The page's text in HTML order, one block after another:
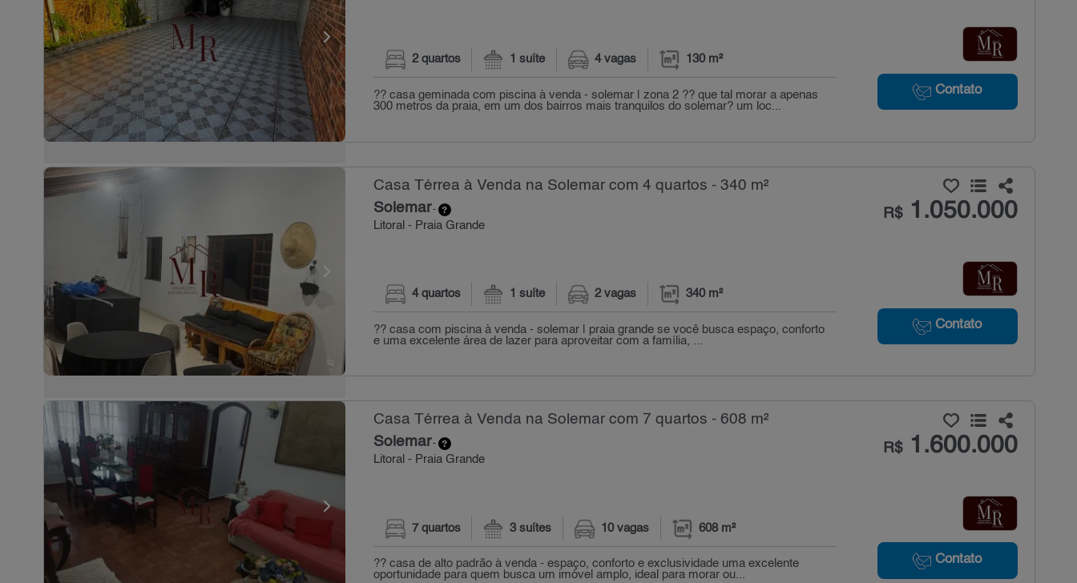
Contato
2 quartos 1 suíte 4 vagas 130 m²
?? casa geminada com piscina à venda - solemar | zona 2 ?? que tal morar a apenas
300 metros da praia, em um dos bairros mais tranquilos do solemar? um loc...
Casa Térrea à Venda na Solemar com 4 quartos - 340 m²
Solemar-
Litoral - Praia Grande
R$1.050.000
Contato
4 quartos 1 suíte 2 vagas 340 m²
?? casa com piscina à venda - solemar | praia grande se você busca espaço, conforto
e uma excelente área de lazer para aproveitar com a família, ...
Casa Térrea à Venda na Solemar com 7 quartos - 608 m²
Solemar-
Litoral - Praia Grande
R$1.600.000
Contato
7 quartos 3 suítes 10 vagas 608 m²
?? casa de alto padrão à venda - espaço, conforto e exclusividade uma excelente
oportunidade para quem busca um imóvel amplo, ideal para morar ou...